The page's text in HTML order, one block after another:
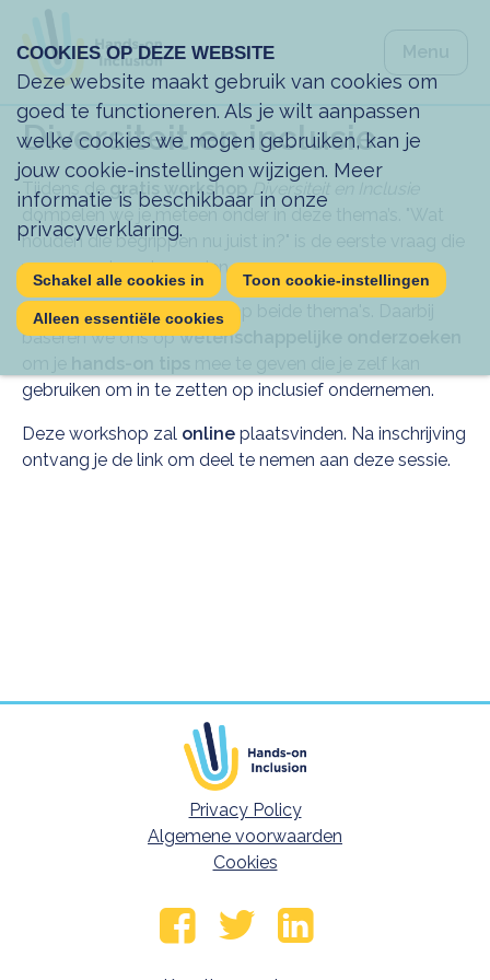
Diversiteit en inclusie
Tijdens de gratis workshop
Diversiteit en Inclusie
houden die begrippen nu juist in?" is de eerste vraag die
we samen beantwoorden.
Daarna gaan we verder in op beide thema's. Daarbij
baseren we ons opwetenschappelijke onderzoeken
gebruiken om in te zetten op inclusief ondernemen.
Deze workshop zal online plaatsvinden. Na inschrijving
ontvang je de link om deel te nemen aan deze sessie.
Footer meta navigatie
Privacy Policy
Algemene voorwaarden
Cookies
Volg ons op
Facebook
TwitterLinkedIn
COOKIES OP DEZE WEBSITE
Deze website maakt gebruik van cookies om
goed te functioneren. Als je wilt aanpassen
welke cookies we mogen gebruiken, kan je
jouw cookie-instellingen wijzigen. Meer
informatie is beschikbaar in onze
privacyverklaring.
Schakel alle cookies in Toon cookie-instellingen
Alleen essentiële cookies